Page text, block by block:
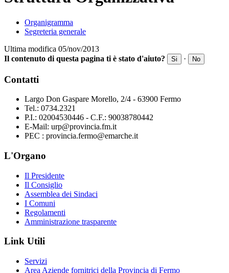
Organigramma
Segreteria generale
Ultima modifica 05/nov/2013
Il contenuto di questa pagina ti è stato d'aiuto?
Si · No
Contatti
Largo Don Gaspare Morello, 2/4 - 63900 Fermo
Tel.: 0734.2321
P.I.: 02004530446 - C.F.: 90038780442
E-Mail: urp@provincia.fm.it
PEC : provincia.fermo@emarche.it
L'Organo
Il Presidente
Il Consiglio
Assemblea dei Sindaci
I Comuni
Regolamenti
Amministrazione trasparente
Link Utili
Servizi
Area Aziende fornitrici della Provincia di Fermo